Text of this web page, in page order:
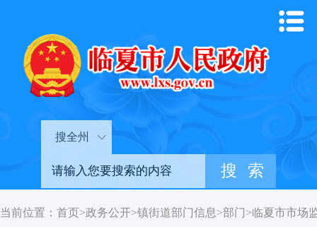
搜全州
当前位置： 首页>政务公开>镇街道部门信息>部门>临夏市市场